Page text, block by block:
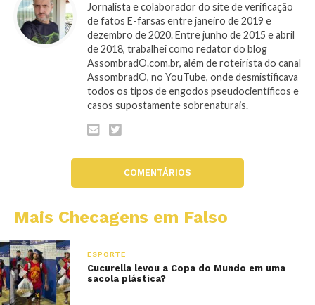
Jornalista e colaborador do site de verificação
de fatos E-farsas entre janeiro de 2019 e
dezembro de 2020. Entre junho de 2015 e abril
de 2018, trabalhei como redator do blog
AssombradO.com.br, além de roteirista do canal
AssombradO, no YouTube, onde desmistificava
todos os tipos de engodos pseudocientíficos e
casos supostamente sobrenaturais.
COMENTÁRIOS
Mais Checagens em Falso
ESPORTE
Cucurella levou a Copa do Mundo em uma
sacola plástica?